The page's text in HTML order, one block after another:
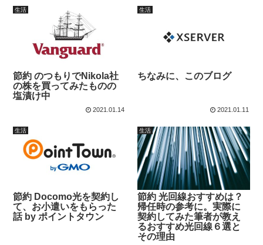
生活
節約 のつもりでNikola社
の株を買ってみたものの
塩漬け中
2021.01.14
生活
ちなみに、このブログ
2021.01.11
生活
節約 Docomo光を契約し
て、お小遣いをもらった
話 by ポイントタウン
生活
節約 光回線おすすめは？
帰任時の参考に。実際に
契約してみた筆者が教え
るおすすめ光回線６選と
その理由